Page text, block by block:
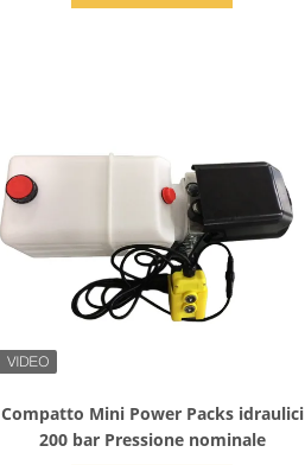
Compatto Mini Power Packs idraulici
200 bar Pressione nominale